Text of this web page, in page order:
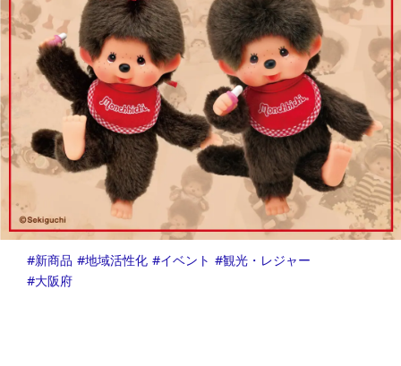
新商品 地域活性化 イベント
観光・レジャー
大阪府